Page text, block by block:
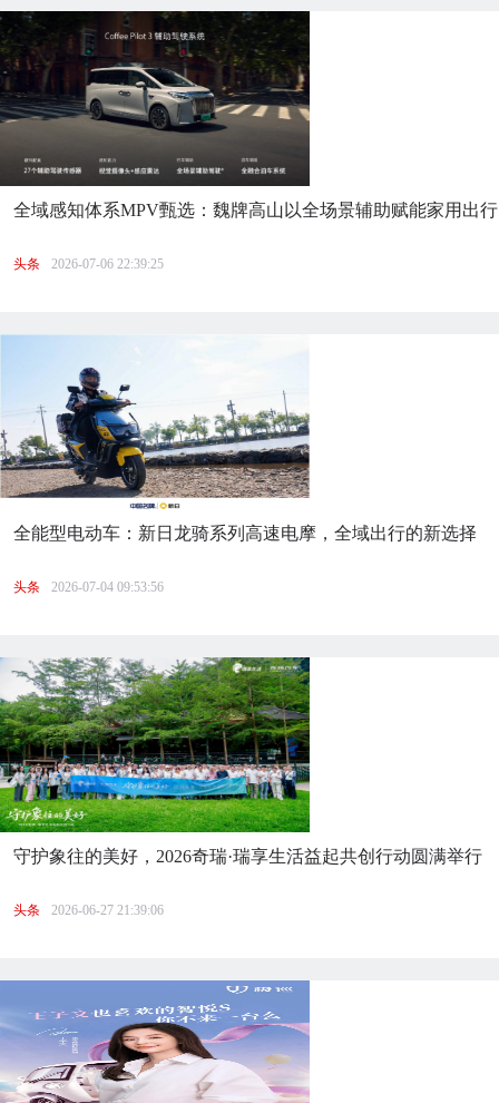
全域感知体系MPV甄选：魏牌高山以全场景辅助赋能家用出行
头条 2026-07-06 22:39:25
全能型电动车：新日龙骑系列高速电摩，全域出行的新选择
头条 2026-07-04 09:53:56
守护象往的美好，2026奇瑞·瑞享生活益起共创行动圆满举行
头条 2026-06-27 21:39:06